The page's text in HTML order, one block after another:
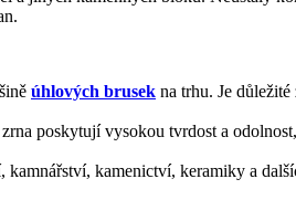
úhlových brusek na trhu. Je
poskytují vysokou tvrdost a
kamenictví, keramiky a